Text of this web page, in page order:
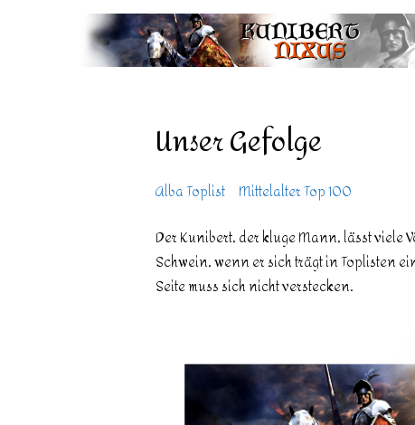
Unser Gefolge
Alba Toplist Mittelalter Top 100
Der Kunibert, der kluge Mann, lässt viele
Schwein, wenn er sich trägt in Toplisten
Seite muss sich nicht verstecken.